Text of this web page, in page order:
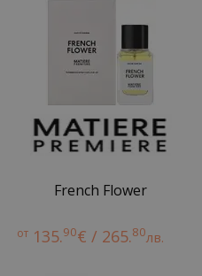
French Flower
от 135.90€ / 265.80лв.